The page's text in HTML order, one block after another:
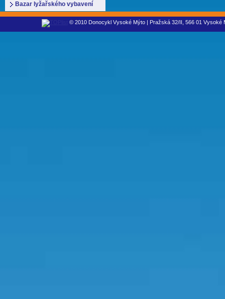
Bazar lyžařského vybavení
© 2010 Donocykl Vysoké Mýto | Pražská 32/II, 566 01 Vysoké